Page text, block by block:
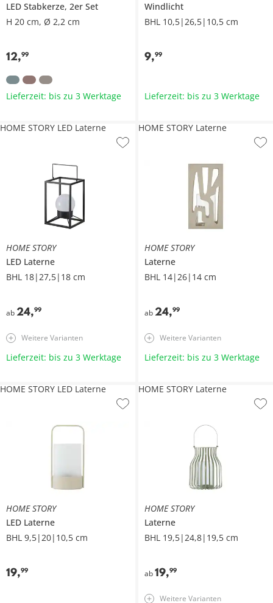
LED Stabkerze, 2er Set
H 20 cm, Ø 2,2 cm
12,99
Lieferzeit: bis zu 3 Werktage
Windlicht
BHL 10,5|26,5|10,5 cm
9,99
Lieferzeit: bis zu 3 Werktage
HOME STORY
LED Laterne
BHL 18|27,5|18 cm
ab 24,99
HOME STORY LED Laterne
Weitere Varianten
Lieferzeit: bis zu 3 Werktage
HOME STORY
Laterne
BHL 14|26|14 cm
ab 24,99
HOME STORY Laterne
Weitere Varianten
Lieferzeit: bis zu 3 Werktage
HOME STORY
LED Laterne
BHL 9,5|20|10,5 cm
19,99
HOME STORY LED Laterne
HOME STORY
Laterne
BHL 19,5|24,8|19,5 cm
ab 19,99
HOME STORY Laterne
Weitere Varianten